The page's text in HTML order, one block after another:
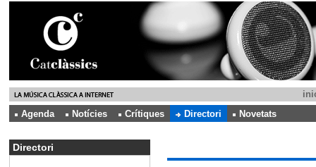
Agenda
Notícies Crítiques Directori Novetats
Directori